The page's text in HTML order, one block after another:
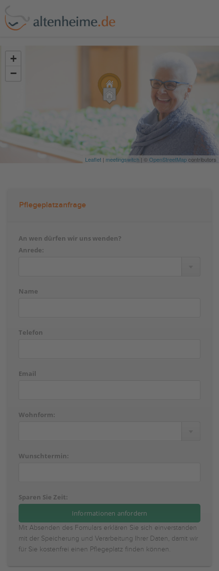
+
−
Leaflet | meetingswitch | ©OpenStreetMapcontributors
Pflegeplatzanfrage
An wen dürfen wir uns wenden?
Anrede:
Name
Telefon
Email
Wohnform:
Wunschtermin:
Sparen Sie Zeit:
Mit Absenden des Fomulars erklären Sie sich einverstanden
mit der Speicherung und Verarbeitung Ihrer Daten, damit wir
für Sie kostenfrei einen Pflegeplatz finden können.